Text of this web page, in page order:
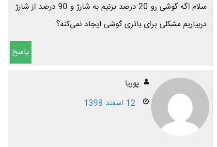
سلام اگه گوشی رو 20 درصد بزنیم به شارژ و 90 درصد از شارژ
دربیاریم مشکلی برای باتری گوشی ایجاد نمی‌کنه؟
پاسخ
پوریا
12 اسفند 1398